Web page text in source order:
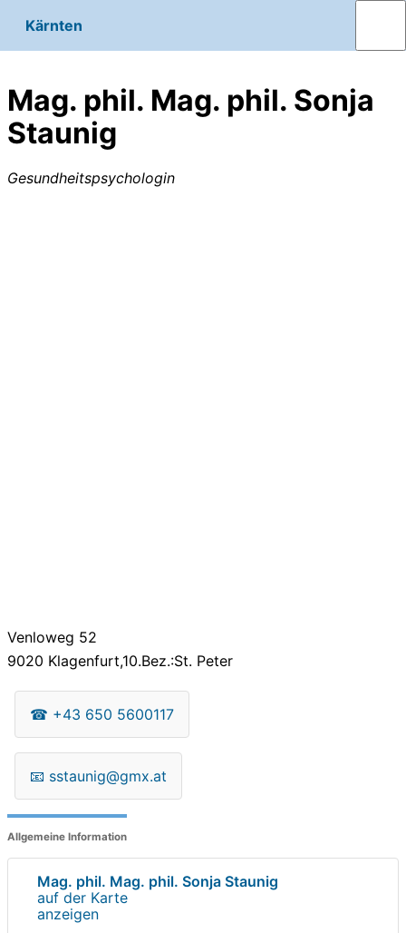
Kärnten
Mag. phil. Mag. phil. Sonja
Staunig
Gesundheitspsychologin
Venloweg 52
9020 Klagenfurt,10.Bez.:St. Peter
☎ +43 650 5600117
📧 sstaunig@gmx.at
Allgemeine Information
Mag. phil. Mag. phil. Sonja Staunig
auf der Karte
anzeigen